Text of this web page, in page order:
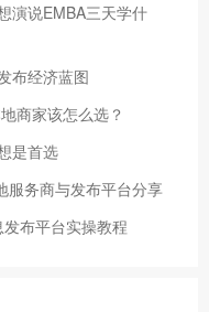
演说EMBA三天学什
布经济蓝图
商家该怎么选？
是首选
服务商与发布平台分享
布平台实操教程